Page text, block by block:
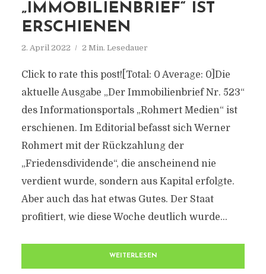
„IMMOBILIENBRIEF“ IST
ERSCHIENEN
2. April 2022 2 Min. Lesedauer
Click to rate this post![Total: 0 Average: 0]Die
aktuelle Ausgabe „Der Immobilienbrief Nr. 523“
des Informationsportals „Rohmert Medien“ ist
erschienen. Im Editorial befasst sich Werner
Rohmert mit der Rückzahlung der
„Friedensdividende“, die anscheinend nie
verdient wurde, sondern aus Kapital erfolgte.
Aber auch das hat etwas Gutes. Der Staat
profitiert, wie diese Woche deutlich wurde...
WEITERLESEN